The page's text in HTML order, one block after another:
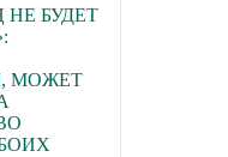
В Торгово-
законопроект о
БУДЕТ
МОЖЕТ